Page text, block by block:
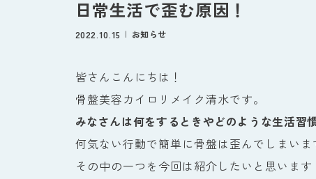
日常生活で歪む原因！
2022.10.15 お知らせ
皆さんこんにちは！
骨盤美容カイロリメイク清水です。
みなさんは何をするときやどのような生活習
何気ない行動で簡単に骨盤は歪んでしまいま
その中の一つを今回は紹介したいと思います